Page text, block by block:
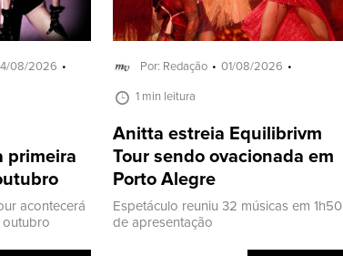
08/2026
primeira
acontecerá
outubro
Por: Redação 01/08/2026
1 min leitura
Anitta estreia Equilibrivm
Tour sendo ovacionada em
Porto Alegre
Espetáculo reuniu 32 músicas em 1h50
de apresentação